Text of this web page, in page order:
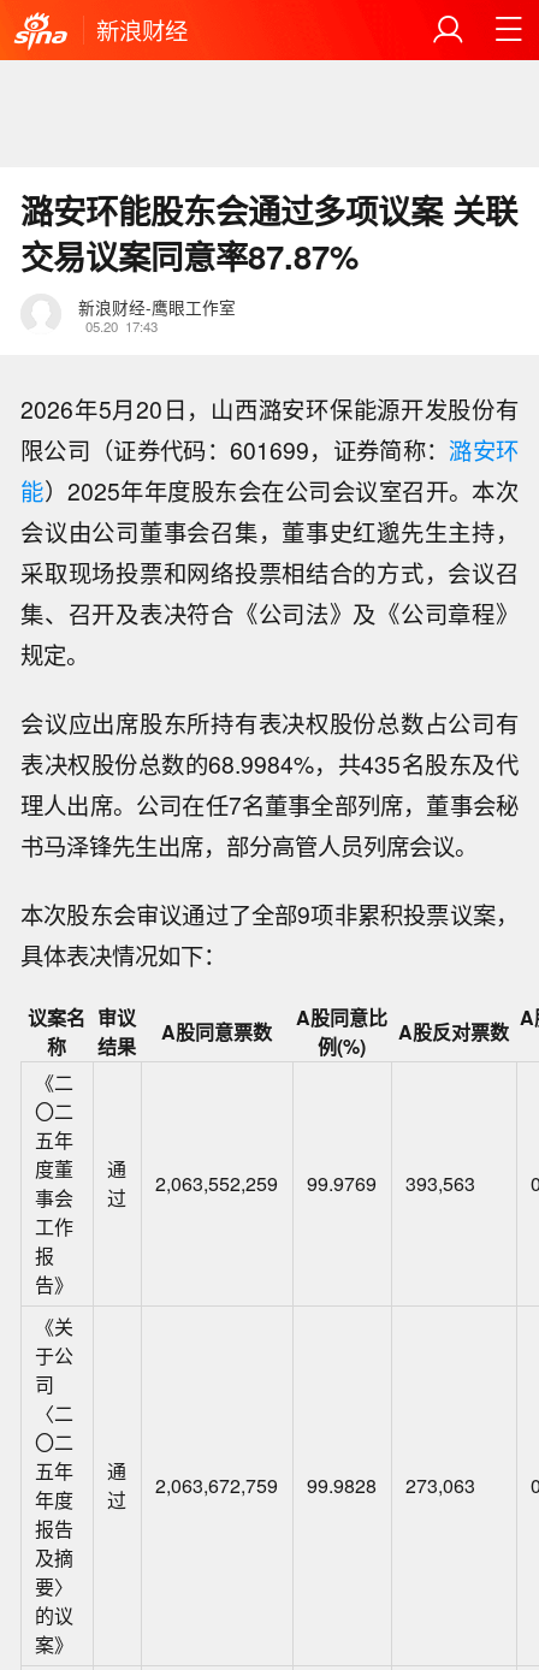
新浪财经
潞安环能股东会通过多项议案 关联
交易议案同意率87.87%
新浪财经-鹰眼工作室
05.20 17:43
2026年5月20日，山西潞安环保能源开发股份有
限公司（证券代码：601699，证券简称： 潞安环
能）2025年年度股东会在公司会议室召开。本次
会议由公司董事会召集，董事史红邈先生主持，
采取现场投票和网络投票相结合的方式，会议召
集、召开及表决符合《公司法》及《公司章程》
规定。
会议应出席股东所持有表决权股份总数占公司有
表决权股份总数的68.9984%，共435名股东及代
理人出席。公司在任7名董事全部列席，董事会秘
书马泽锋先生出席，部分高管人员列席会议。
本次股东会审议通过了全部9项非累积投票议案，
具体表决情况如下：
议案名
称
审议
结果
A股同意票数
A股同意比
例(%)
A股反对票数
A
《二
〇二
五年
度董
事会
工作
报
告》
通
过
2,063,552,259 99.9769 393,563
《关
于公
司
〈二
〇二
五年
年度
报告
及摘
要〉
的议
案》
通
过
2,063,672,759 99.9828 273,063